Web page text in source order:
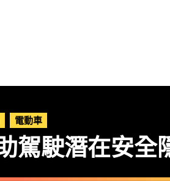
電動車
駕駛潛在安